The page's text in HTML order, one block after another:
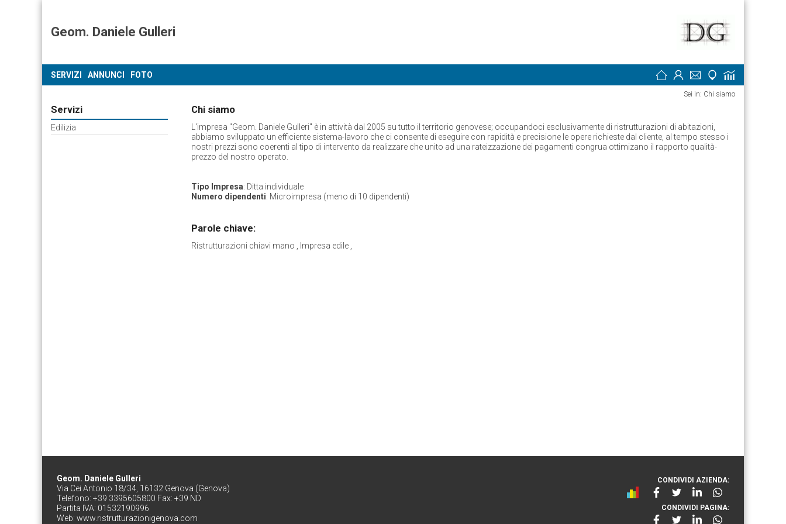
Geom. Daniele Gulleri
SERVIZI ANNUNCI FOTO
Servizi
Edilizia
Sei in: Chi siamo
Chi siamo
L'impresa "Geom. Daniele Gulleri" è in attività dal 2005 su tutto il territorio genovese; occupandoci esclusivamente di ristrutturazioni di abitazioni,
abbiamo sviluppato un efficiente sistema-lavoro che ci consente di eseguire con rapidità e precisione le opere richieste dal cliente, al tempo stesso i
nostri prezzi sono coerenti al tipo di intervento da realizzare che unito ad una rateizzazione dei pagamenti congrua ottimizano il rapporto qualità-
prezzo del nostro operato.
Tipo Impresa: Ditta individuale
Numero dipendenti: Microimpresa (meno di 10 dipendenti)
Parole chiave:
Ristrutturazioni chiavi mano , Impresa edile ,
Geom. Daniele Gulleri
Via Cei Antonio 18/34, 16132 Genova (Genova)
Telefono: +39 3395605800 Fax: +39 ND
Partita IVA: 01532190996
Web: www.ristrutturazionigenova.com
CONDIVIDI AZIENDA:
CONDIVIDI PAGINA: